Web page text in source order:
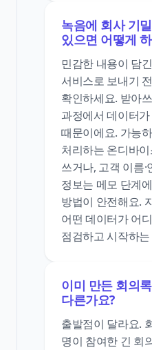
녹음에 회사 기
있으면 어떻게
민감한 내용이 담
서비스로 보내기
확인하세요. 받아
과정에서 데이터
때문이에요. 가능
처리하는 온디바
쓰거나, 고객 이름
정보는 메모 단계
방법이 안전해요.
어떤 데이터가 어
점검하고 시작하
이미 만든 회의
다른가요?
출발점이 달라요.
명이 참여한 긴 회